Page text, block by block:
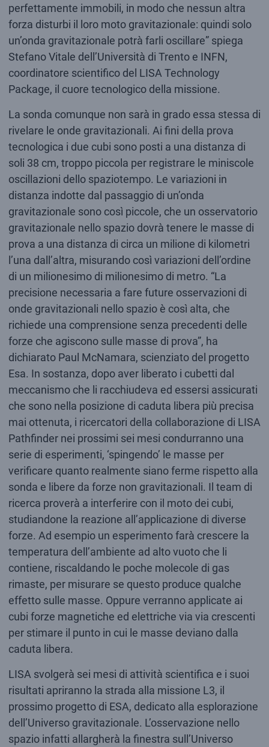
perfettamente immobili, in modo che nessun altra
forza disturbi il loro moto gravitazionale: quindi solo
un’onda gravitazionale potrà farli oscillare” spiega
Stefano Vitale dell’Università di Trento e INFN,
coordinatore scientifico del LISA Technology
Package, il cuore tecnologico della missione.
La sonda comunque non sarà in grado essa stessa di
rivelare le onde gravitazionali. Ai fini della prova
tecnologica i due cubi sono posti a una distanza di
soli 38 cm, troppo piccola per registrare le miniscole
oscillazioni dello spaziotempo. Le variazioni in
distanza indotte dal passaggio di un’onda
gravitazionale sono così piccole, che un osservatorio
gravitazionale nello spazio dovrà tenere le masse di
prova a una distanza di circa un milione di kilometri
l’una dall’altra, misurando così variazioni dell’ordine
di un milionesimo di milionesimo di metro. “La
precisione necessaria a fare future osservazioni di
onde gravitazionali nello spazio è così alta, che
richiede una comprensione senza precedenti delle
forze che agiscono sulle masse di prova”, ha
dichiarato Paul McNamara, scienziato del progetto
Esa. In sostanza, dopo aver liberato i cubetti dal
meccanismo che li racchiudeva ed essersi assicurati
che sono nella posizione di caduta libera più precisa
mai ottenuta, i ricercatori della collaborazione di LISA
Pathfinder nei prossimi sei mesi condurranno una
serie di esperimenti, ‘spingendo’ le masse per
verificare quanto realmente siano ferme rispetto alla
sonda e libere da forze non gravitazionali. Il team di
ricerca proverà a interferire con il moto dei cubi,
studiandone la reazione all’applicazione di diverse
forze. Ad esempio un esperimento farà crescere la
temperatura dell’ambiente ad alto vuoto che li
contiene, riscaldando le poche molecole di gas
rimaste, per misurare se questo produce qualche
effetto sulle masse. Oppure verranno applicate ai
cubi forze magnetiche ed elettriche via via crescenti
per stimare il punto in cui le masse deviano dalla
caduta libera.
LISA svolgerà sei mesi di attività scientifica e i suoi
risultati apriranno la strada alla missione L3, il
prossimo progetto di ESA, dedicato alla esplorazione
dell’Universo gravitazionale. L’osservazione nello
spazio infatti allargherà la finestra sull’Universo